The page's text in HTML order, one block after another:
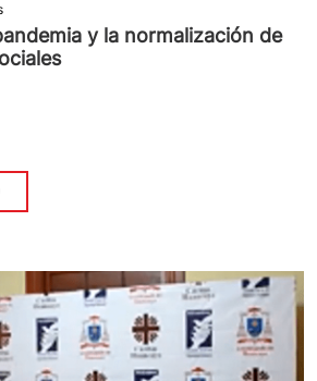
y la normalización de